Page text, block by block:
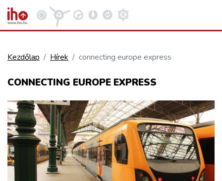
KÖZÚT
REPÜLÉS
KÖZLEKEDÉSFEJLESZTÉS
Kezdőlap Hírek connecting europe express
CONNECTING EUROPE EXPRESS